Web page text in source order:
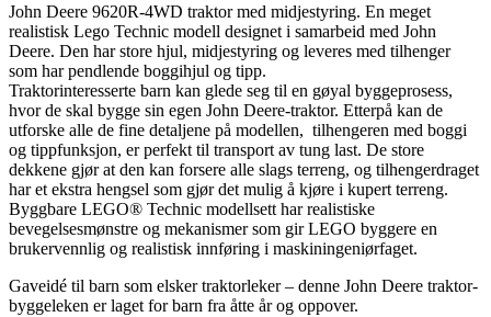
John Deere 9620R-4WD traktor med midjestyring. En meget
realistisk Lego Technic modell designet i samarbeid med John
Deere. Den har store hjul, midjestyring og leveres med tilhenger
som har pendlende boggihjul og tipp.
Traktorinteresserte barn kan glede seg til en gøyal byggeprosess,
hvor de skal bygge sin egen John Deere-traktor. Etterpå kan de
utforske alle de fine detaljene på modellen, tilhengeren med boggi
og tippfunksjon, er perfekt til transport av tung last. De store
dekkene gjør at den kan forsere alle slags terreng, og tilhengerdraget
har et ekstra hengsel som gjør det mulig å kjøre i kupert terreng.
Byggbare LEGO® Technic modellsett har realistiske
bevegelsesmønstre og mekanismer som gir LEGO byggere en
brukervennlig og realistisk innføring i maskiningeniørfaget.
Gaveidé til barn som elsker traktorleker – denne John Deere traktor-
byggeleken er laget for barn fra åtte år og oppover.